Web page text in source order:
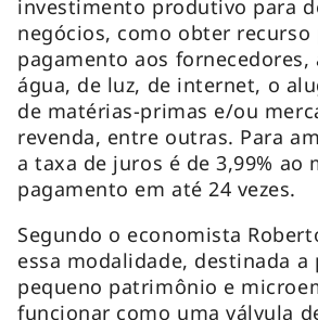
investimento produtivo para
negócios, como obter recurso
pagamento aos fornecedores,
água, de luz, de internet, o
de matérias-primas e/ou
revenda, entre outras. Para
a taxa de juros é de 3,99% ao
pagamento em até 24 vezes.
Segundo o economista
essa modalidade, destinada a
pequeno patrimônio e
funcionar como uma válvula